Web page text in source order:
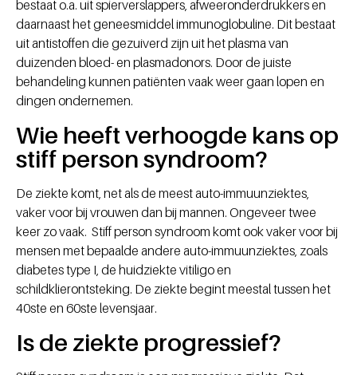
bestaat o.a. uit spierverslappers, afweeronderdrukkers en
daarnaast het geneesmiddel immunoglobuline. Dit bestaat
uit antistoffen die gezuiverd zijn uit het plasma van
duizenden bloed- en plasmadonors. Door de juiste
behandeling kunnen patiënten vaak weer gaan lopen en
dingen ondernemen.
Wie heeft verhoogde kans op
stiff person syndroom?
De ziekte komt, net als de meest auto-immuunziektes,
vaker voor bij vrouwen dan bij mannen. Ongeveer twee
keer zo vaak. Stiff person syndroom komt ook vaker voor bij
mensen met bepaalde andere auto-immuunziektes, zoals
diabetes type I, de huidziekte vitiligo en
schildklierontsteking. De ziekte begint meestal tussen het
40ste en 60ste levensjaar.
Is de ziekte progressief?